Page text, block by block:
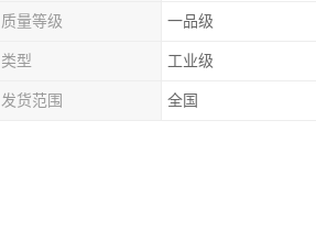
质量等级 一品级
类型 工业级
发货范围 全国